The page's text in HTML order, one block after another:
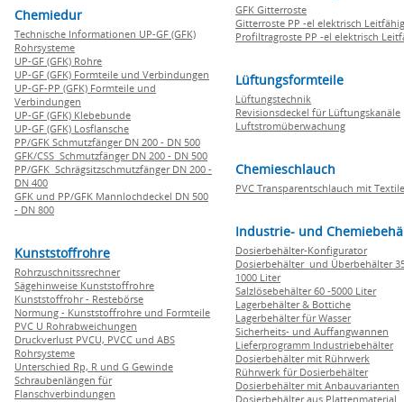
Chemiedur
Technische Informationen UP-GF (GFK)
Rohrsysteme
UP-GF (GFK) Rohre
UP-GF (GFK) Formteile und Verbindungen
UP-GF-PP (GFK) Formteile und
Verbindungen
UP-GF (GFK) Klebebunde
UP-GF (GFK) Losflansche
PP/GFK Schmutzfänger DN 200 - DN 500
GFK/CSS Schmutzfänger DN 200 - DN 500
PP/GFK Schrägsitzschmutzfänger DN 200 -
DN 400
GFK und PP/GFK Mannlochdeckel DN 500
- DN 800
Kunststoffrohre
Rohrzuschnitssrechner
Sägehinweise Kunststoffrohre
Kunststoffrohr - Restebörse
Normung - Kunststoffrohre und Formteile
PVC U Rohrabweichungen
Druckverlust PVCU, PVCC und ABS
Rohrsysteme
Unterschied Rp, R und G Gewinde
Schraubenlängen für
Flanschverbindungen
GFK Gitterroste
Gitterroste PP -el elektrisch Leitfähig
Profiltragroste PP -el elektrisch
Lüftungsformteile
Lüftungstechnik
Revisionsdeckel für Lüftungskanäle
Luftstromüberwachung
Chemieschlauch
PVC Transparentschlauch mit
Industrie- und
Dosierbehälter-Konfigurator
Dosierbehälter und Überbehälter
1000 Liter
Salzlösebehälter 60 -5000 Liter
Lagerbehälter & Bottiche
Lagerbehälter für Wasser
Sicherheits- und Auffangwannen
Lieferprogramm Industriebehälter
Dosierbehälter mit Rührwerk
Rührwerk für Dosierbehälter
Dosierbehälter mit Anbauvarianten
Dosierbehälter aus Plattenmaterial